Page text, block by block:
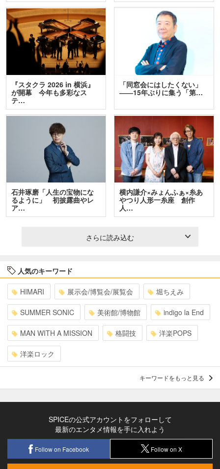
『スタクラ 2026 in 横浜』
が開幕 今年も多彩なス
テ…
「同窓会にはしたくない」
――15年ぶりに集う「第…
石井琢磨「人生の宝物にな
るように」 初披露曲やレ
ア…
横内謙介×みょんふぁ×糸あ
やつり人形一糸座 創作
人…
さらに読み込む
人気のキーワード
HIMARI 展示会/博覧会/展覧会 堀ちえみ
SUMMER SONIC 美術館/博物館 indigo la End
MAN WITH A MISSION 格闘技 洋楽POPS
洋楽ロック
キーワードをもっと見る
SPICEの公式アカウントをフォローして
最新のエンタメ情報を手に入れよう
Follow on Facebook Follow on X